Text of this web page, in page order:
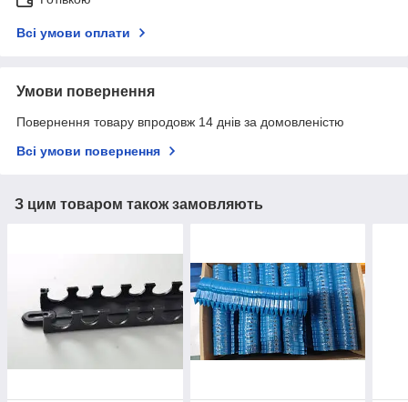
Всі умови оплати
Умови повернення
Повернення товару впродовж 14 днів за домовленістю
Всі умови повернення
З цим товаром також замовляють